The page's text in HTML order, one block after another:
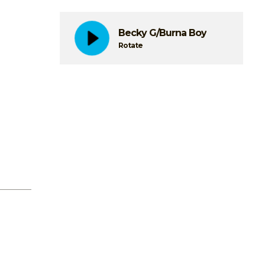
Becky G/Burna Boy
Rotate